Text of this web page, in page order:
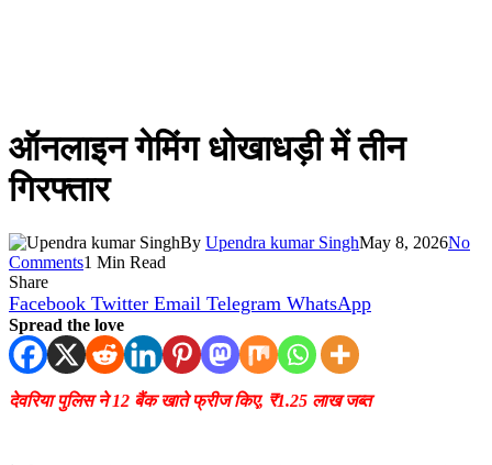
ऑनलाइन गेमिंग धोखाधड़ी में तीन
गिरफ्तार
By Upendra kumar SinghMay 8, 2026No
Comments1 Min Read
Share
Facebook Twitter Email Telegram WhatsApp
Spread the love
देवरिया पुलिस ने 12 बैंक खाते फ्रीज किए, ₹1.25 लाख जब्त